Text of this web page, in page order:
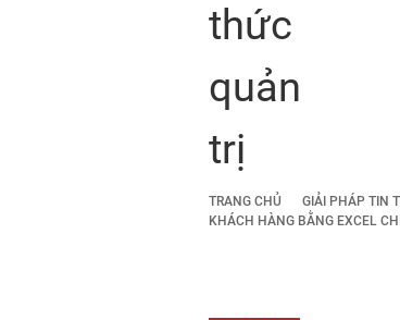
thức
quản
trị
TRANG CHỦ GIẢI PHÁP TIN
KHÁCH HÀNG BẰNG EXCEL